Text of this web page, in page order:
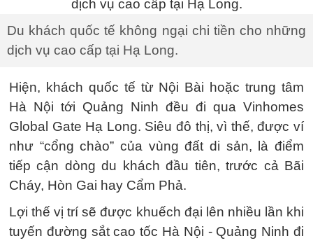
Du khách quốc tế không ngại chi tiền cho những
dịch vụ cao cấp tại Hạ Long.
Hiện, khách quốc tế từ Nội Bài hoặc trung tâm
Hà Nội tới Quảng Ninh đều đi qua Vinhomes
Global Gate Hạ Long. Siêu đô thị, vì thế, được ví
như “cổng chào” của vùng đất di sản, là điểm
tiếp cận dòng du khách đầu tiên, trước cả Bãi
Cháy, Hòn Gai hay Cẩm Phả.
Lợi thế vị trí sẽ được khuếch đại lên nhiều lần khi
tuyến đường sắt cao tốc Hà Nội - Quảng Ninh đi